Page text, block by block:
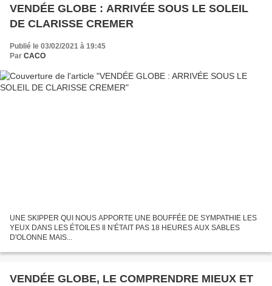
VENDÉE GLOBE : ARRIVÉE SOUS LE SOLEIL
DE CLARISSE CREMER
Publié le 03/02/2021 à 19:45
Par CACO
UNE SKIPPER QUI NOUS APPORTE UNE BOUFFÉE DE SYMPATHIE LES
YEUX DANS LES ÉTOILES Il N'ÉTAIT PAS 18 HEURES AUX SABLES
D'OLONNE MAIS...
VENDÉE GLOBE, LE COMPRENDRE MIEUX ET